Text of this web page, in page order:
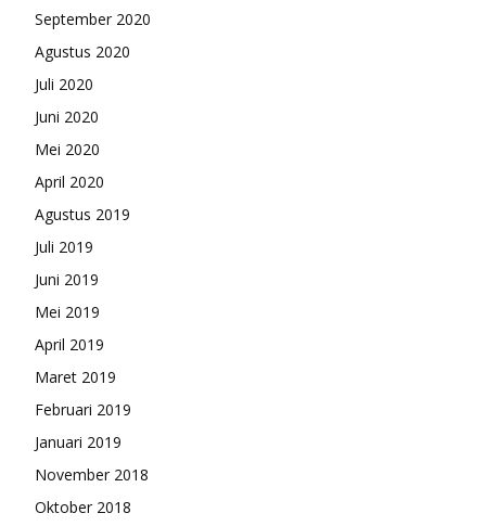
September 2020
Agustus 2020
Juli 2020
Juni 2020
Mei 2020
April 2020
Agustus 2019
Juli 2019
Juni 2019
Mei 2019
April 2019
Maret 2019
Februari 2019
Januari 2019
November 2018
Oktober 2018